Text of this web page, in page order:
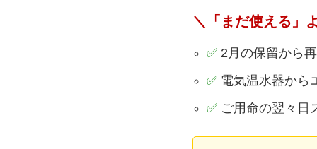
＼「まだ使える」
✅ 2月の保留から
✅ 電気温水器から
✅ ご用命の翌々日